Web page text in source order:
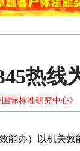
热线
国际标准研究中心》
能办）以机关